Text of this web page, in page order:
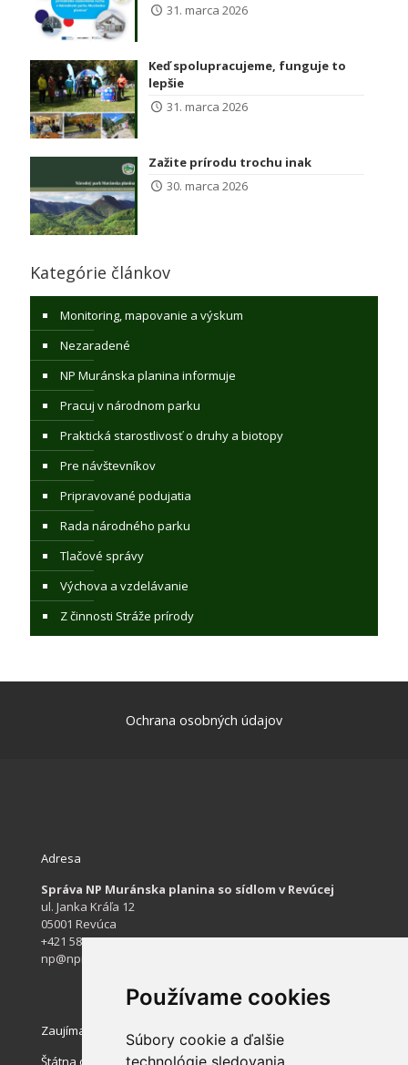
Používame cookies
Súbory cookie a ďalšie
technológie sledovania
31. marca 2026
Keď spolupracujeme, funguje to
lepšie
31. marca 2026
Zažite prírodu trochu inak
30. marca 2026
Kategórie článkov
Monitoring, mapovanie a výskum
Nezaradené
NP Muránska planina informuje
Pracuj v národnom parku
Praktická starostlivosť o druhy a biotopy
Pre návštevníkov
Pripravované podujatia
Rada národného parku
Tlačové správy
Výchova a vzdelávanie
Z činnosti Stráže prírody
Ochrana osobných údajov
Adresa
Správa NP Muránska planina so sídlom v Revúcej
ul. Janka Kráľa 12
05001 Revúca
+421 584 422 061
np@npmuranskaplanina.sk
Zaujímavé stránky
Štátna ochrana prírody SR